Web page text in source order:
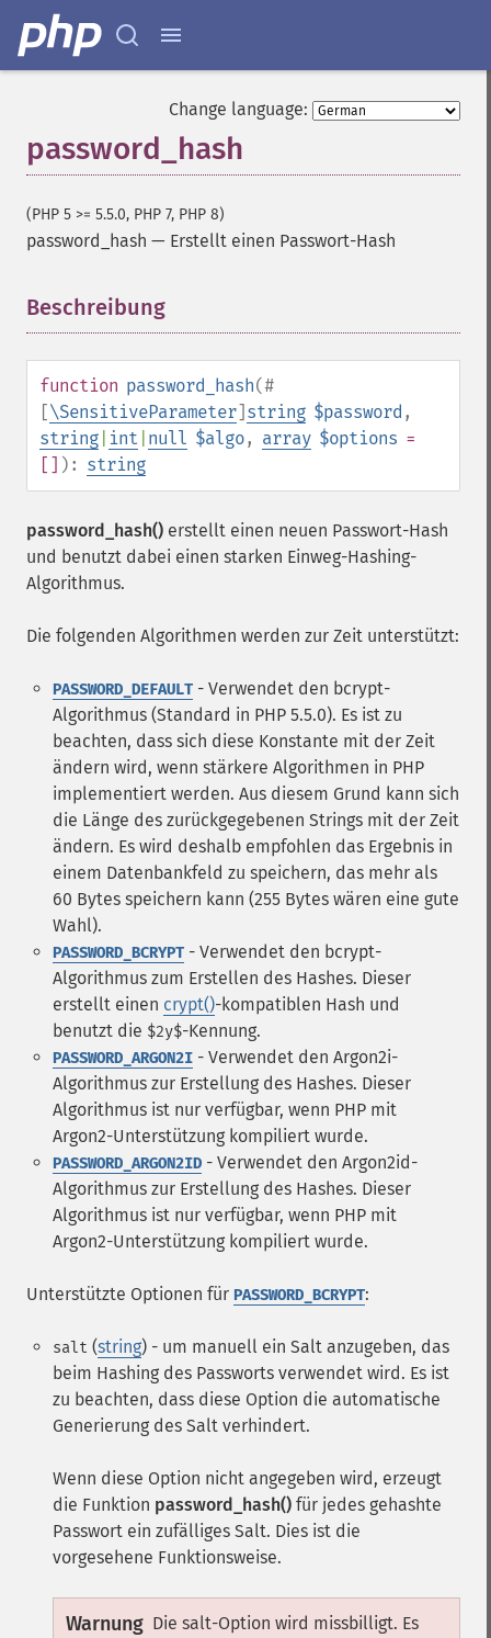
Change language:
password_hash
(PHP 5 >= 5.5.0, PHP 7, PHP 8)
password_hash — Erstellt einen Passwort-Hash
Beschreibung
function password_hash(#
[\SensitiveParameter] string $password ,
string int null $algo, array $options =
[] ): string
password_hash() erstellt einen neuen Passwort-Hash
und benutzt dabei einen starken Einweg-Hashing-
Algorithmus.
Die folgenden Algorithmen werden zur Zeit unterstützt:
PASSWORD_DEFAULT - Verwendet den bcrypt-
Algorithmus (Standard in PHP 5.5.0). Es ist zu
beachten, dass sich diese Konstante mit der Zeit
ändern wird, wenn stärkere Algorithmen in PHP
implementiert werden. Aus diesem Grund kann sich
die Länge des zurückgegebenen Strings mit der Zeit
ändern. Es wird deshalb empfohlen das Ergebnis in
einem Datenbankfeld zu speichern, das mehr als
60 Bytes speichern kann (255 Bytes wären eine gute
Wahl).
PASSWORD_BCRYPT - Verwendet den bcrypt-
Algorithmus zum Erstellen des Hashes. Dieser
erstellt einen crypt()-kompatiblen Hash und
benutzt die $2y$-Kennung.
PASSWORD_ARGON2I - Verwendet den Argon2i-
Algorithmus zur Erstellung des Hashes. Dieser
Algorithmus ist nur verfügbar, wenn PHP mit
Argon2-Unterstützung kompiliert wurde.
PASSWORD_ARGON2ID - Verwendet den Argon2id-
Algorithmus zur Erstellung des Hashes. Dieser
Algorithmus ist nur verfügbar, wenn PHP mit
Argon2-Unterstützung kompiliert wurde.
Unterstützte Optionen für PASSWORD_BCRYPT:
salt (string) - um manuell ein Salt anzugeben, das
beim Hashing des Passworts verwendet wird. Es ist
zu beachten, dass diese Option die automatische
Generierung des Salt verhindert.
Wenn diese Option nicht angegeben wird, erzeugt
die Funktion password_hash() für jedes gehashte
Passwort ein zufälliges Salt. Dies ist die
vorgesehene Funktionsweise.
Warnung Die salt-Option wird missbilligt. Es